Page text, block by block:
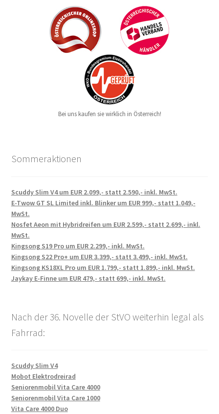
Bei uns kaufen sie wirklich in Österreich!
Sommeraktionen
Scuddy Slim V4 um EUR 2.099,- statt 2.590,- inkl. MwSt.
E-Twow GT SL Limited inkl. Blinker um EUR 999,- statt 1.049,-
MwSt.
Nosfet Aeon mit Hybridreifen um EUR 2.599,- statt 2.699,- inkl.
MwSt.
Kingsong S19 Pro um EUR 2.299,- inkl. MwSt.
Kingsong S22 Pro+ um EUR 3.399,- statt 3.499,- inkl. MwSt.
Kingsong KS18XL Pro um EUR 1.799,- statt 1.899,- inkl. MwSt.
Jaykay E-Finne um EUR 479,- statt 699,- inkl. MwSt.
Nach der 36. Novelle der StVO weiterhin legal als
Fahrrad:
Scuddy Slim V4
Mobot Elektrodreirad
Seniorenmobil Vita Care 4000
Seniorenmobil Vita Care 1000
Vita Care 4000 Duo